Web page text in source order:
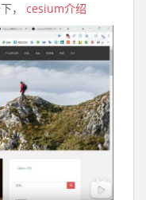
， cesium介绍